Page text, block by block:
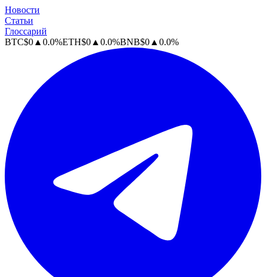
Новости
Статьи
Глоссарий
BTC$0 ▲ 0.0%ETH$0 ▲ 0.0%BNB$0 ▲ 0.0%